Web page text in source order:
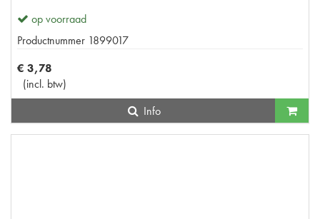
op voorraad
Productnummer 1899017
€ 3,78
(incl. btw)
Info